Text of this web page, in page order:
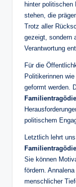
hinter
stehen, die
Trotz aller
gezeigt, sondern
Verantwortung
Für die
Politikerinnen
geformt werden.
Familientragödie
politischem
Letztlich lehrt
Familientragödie
Sie können
fördern.
menschlicher